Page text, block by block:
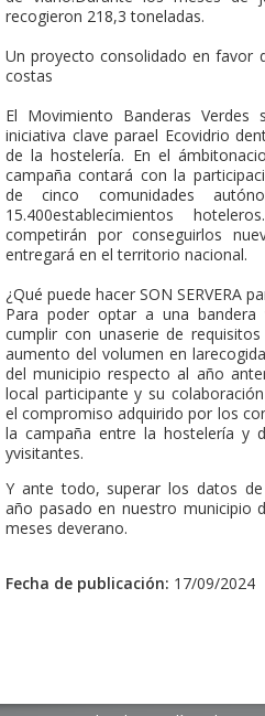
recogieron 218,3 toneladas.
Un proyecto consolidado en favor
costas
El Movimiento Banderas
iniciativa clave parael Ecovidrio
de la hostelería. En el
campaña contará con la
de cinco comunidades
15.400establecimientos
competirán por conseguirlos
entregará en el territorio nacional.
¿Qué puede hacer SON SERVERA
Para poder optar a una bandera
cumplir con unaserie de
aumento del volumen en
del municipio respecto al año
local participante y su
el compromiso adquirido por los
la campaña entre la hostelería y
yvisitantes.
Y ante todo, superar los datos
año pasado en nuestro municipio
meses deverano.
Fecha de publicación: 17/09/2024